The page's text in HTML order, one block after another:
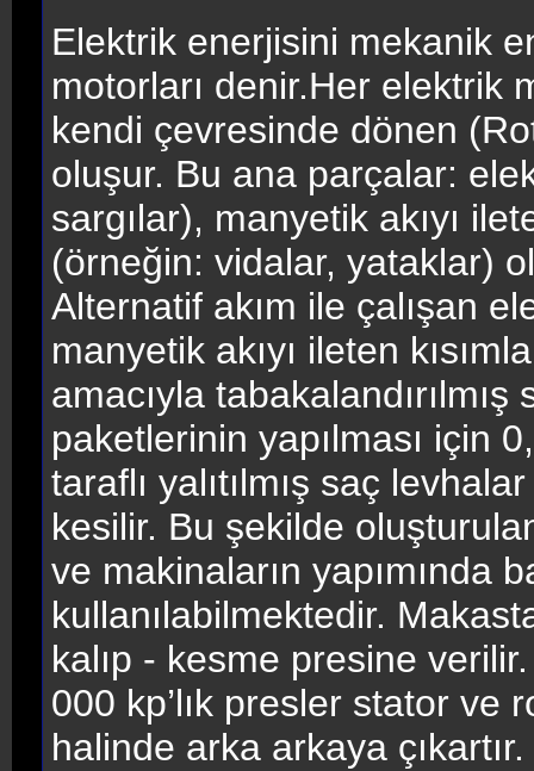
Elektrik enerjisini mekanik
motorları denir.Her elektrik
kendi çevresinde dönen
oluşur. Bu ana parçalar:
sargılar), manyetik akıyı
(örneğin: vidalar, yataklar)
Alternatif akım ile çalışan
manyetik akıyı ileten
amacıyla
paketlerinin yapılması için
taraflı yalıtılmış saç
kesilir. Bu şekilde
ve makinaların yapımında
kullanılabilmektedir.
kalıp - kesme presine
000 kp’lık presler stator ve
halinde arka arkaya çıkartır.